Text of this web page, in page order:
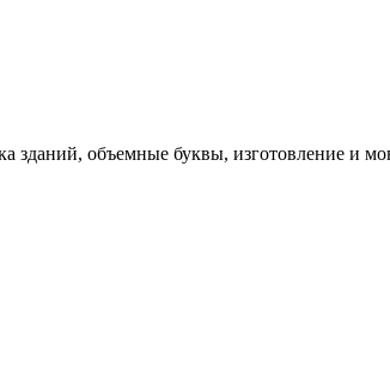
зданий, объемные буквы, изготовление и